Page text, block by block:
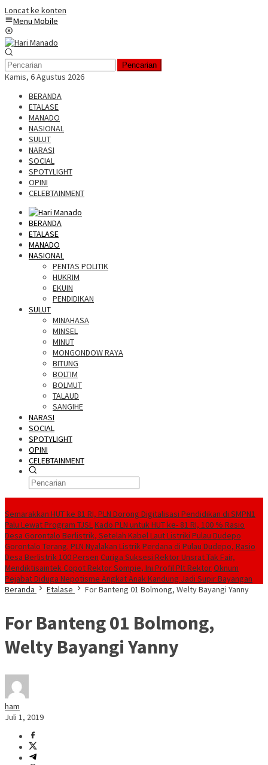
Loncat ke konten
Menu Mobile
Pencarian
Kamis, 6 Agustus 2026
BERANDA
ETALASE
MANADO
NASIONAL
SULUT
NARASI
SOCIAL
SPOTYLIGHT
OPINI
CELEBTAINMENT
BERANDA
ETALASE
MANADO
NASIONAL
PENTAS POLITIK
HUKRIM
EKUIN
PENDIDIKAN
SULUT
MINAHASA
MINSEL
MINUT
MONGONDOW RAYA
BITUNG
BOLTIM
BOLMUT
TALAUD
SANGIHE
NARASI
SOCIAL
SPOTYLIGHT
OPINI
CELEBTAINMENT
Semarakkan HUT ke 81 RI, PLN Dorong Digitalisasi Pendidikan di SMPN1
Palu Lewat Program TJSLKado PLN untuk HUT ke- 81 RI, 100 % Rasio
Desa Gorontalo Berlistrik, Setelah Kabel Laut Listriki Pulau Dudepo
Gorontalo Terang. PLN Nyalakan Listrik Perdana di Pulau Dudepo, Rasio
Desa Berlistrik 100 Persen Curiga Suksesi Rektor Unsrat Tak Fair,
Mendiktisaintek Copot Rektor Sompie, Ini Profil Plt RektorOknum
Pejabat Diduga Nepotisme Angkat Anak Kandung Jadi Supir Bayangan
Beranda
Etalase For Banteng 01 Bolmong, Welty Bayangi Yanny
For Banteng 01 Bolmong,
Welty Bayangi Yanny
ham
Juli 1, 2019